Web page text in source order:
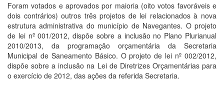
Foram votados e aprovados por maioria (oito votos favoráveis e
dois contrários) outros três projetos de lei relacionados à nova
estrutura administrativa do município de Navegantes. O projeto
de lei nº 001/2012, dispõe sobre a inclusão no Plano Plurianual
2010/2013, da programação orçamentária da Secretaria
Municipal de Saneamento Básico. O projeto de lei nº 002/2012,
dispõe sobre a inclusão na Lei de Diretrizes Orçamentárias para
o exercício de 2012, das ações da referida Secretaria.